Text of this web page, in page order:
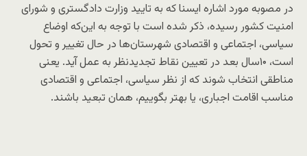
در مصوبه مورد اشاره ایسنا که به تایید وزارت دادگستری و شورای
امنیت کشور رسیده، ذکر شده است با توجه به این‌که اوضاع
سیاسی، اجتماعی و اقتصادی شهرستان‌ها در حال تغییر و تحول
است، ۱۰سال بعد در تعیین نقاط تجدیدنظر به عمل آید. یعنی
مناطقی انتخاب شوند که از نظر سیاسی، اجتماعی و اقتصادی
مناسب اقامت اجباری، یا بهتر بگوییم، همان تبعید باشند.